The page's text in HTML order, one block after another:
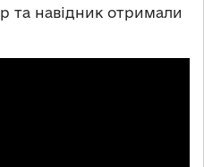
та навідник отримали